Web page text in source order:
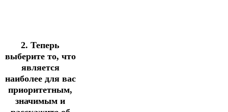
2. Теперь
выберите то, что
является
наиболее для вас
приоритетным,
значимым и